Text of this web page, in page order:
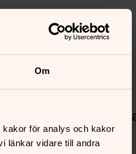
Om
för analys och kakor
länkar vidare till andra
Sociala
Facebook